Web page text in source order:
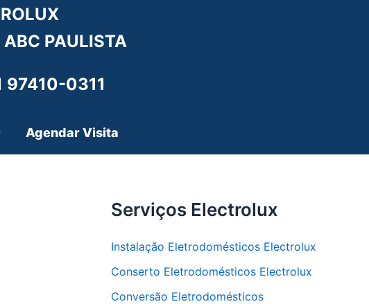
ABC PAULISTA
97410-0311
Agendar Visita
Serviços Electrolux
Instalação Eletrodomésticos Electrolux
Conserto Eletrodomésticos Electrolux
Conversão Eletrodomésticos